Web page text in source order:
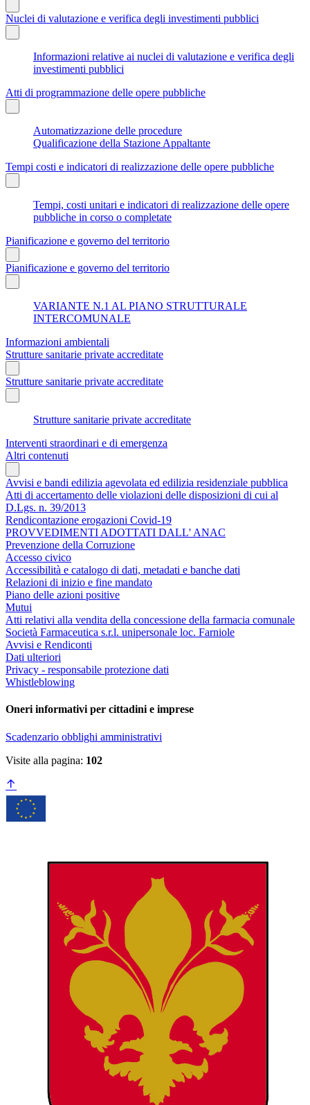
Nuclei di valutazione e verifica degli investimenti pubblici
Informazioni relative ai nuclei di valutazione e verifica degli
investimenti pubblici
Atti di programmazione delle opere pubbliche
Automatizzazione delle procedure
Qualificazione della Stazione Appaltante
Tempi costi e indicatori di realizzazione delle opere pubbliche
Tempi, costi unitari e indicatori di realizzazione delle opere
pubbliche in corso o completate
Pianificazione e governo del territorio
Pianificazione e governo del territorio
VARIANTE N.1 AL PIANO STRUTTURALE
INTERCOMUNALE
Informazioni ambientali
Strutture sanitarie private accreditate
Strutture sanitarie private accreditate
Strutture sanitarie private accreditate
Interventi straordinari e di emergenza
Altri contenuti
Avvisi e bandi edilizia agevolata ed edilizia residenziale pubblica
Atti di accertamento delle violazioni delle disposizioni di cui al
D.Lgs. n. 39/2013
Rendicontazione erogazioni Covid-19
PROVVEDIMENTI ADOTTATI DALL' ANAC
Prevenzione della Corruzione
Accesso civico
Accessibilità e catalogo di dati, metadati e banche dati
Relazioni di inizio e fine mandato
Piano delle azioni positive
Mutui
Atti relativi alla vendita della concessione della farmacia comunale
Società Farmaceutica s.r.l. unipersonale loc. Farniole
Avvisi e Rendiconti
Dati ulteriori
Privacy - responsabile protezione dati
Whistleblowing
Oneri informativi per cittadini e imprese
Scadenzario obblighi amministrativi
Visite alla pagina: 102